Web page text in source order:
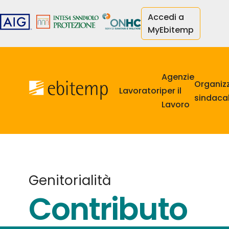
al
contenuto
principale
Accedi a
MyEbitemp
principale
Lavoratori
Agenzie
per il
Lavoro
Genitorialità
Contributo